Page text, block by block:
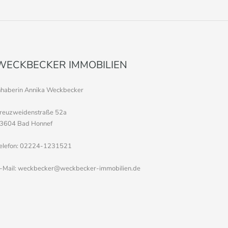
IMMOBILIEN
Annika Weckbecker
52a
Bad Honnef
02224-1231521
Mail: weckbecker@weckbecker-immobilien.de